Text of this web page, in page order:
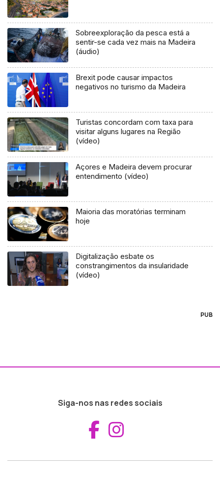
Sobreexploração da pesca está a
sentir-se cada vez mais na Madeira
(áudio)
Brexit pode causar impactos
negativos no turismo da Madeira
Turistas concordam com taxa para
visitar alguns lugares na Região
(vídeo)
Açores e Madeira devem procurar
entendimento (vídeo)
Maioria das moratórias terminam
hoje
Digitalização esbate os
constrangimentos da insularidade
(vídeo)
PUB
Siga-nos nas redes sociais
Aceder ao